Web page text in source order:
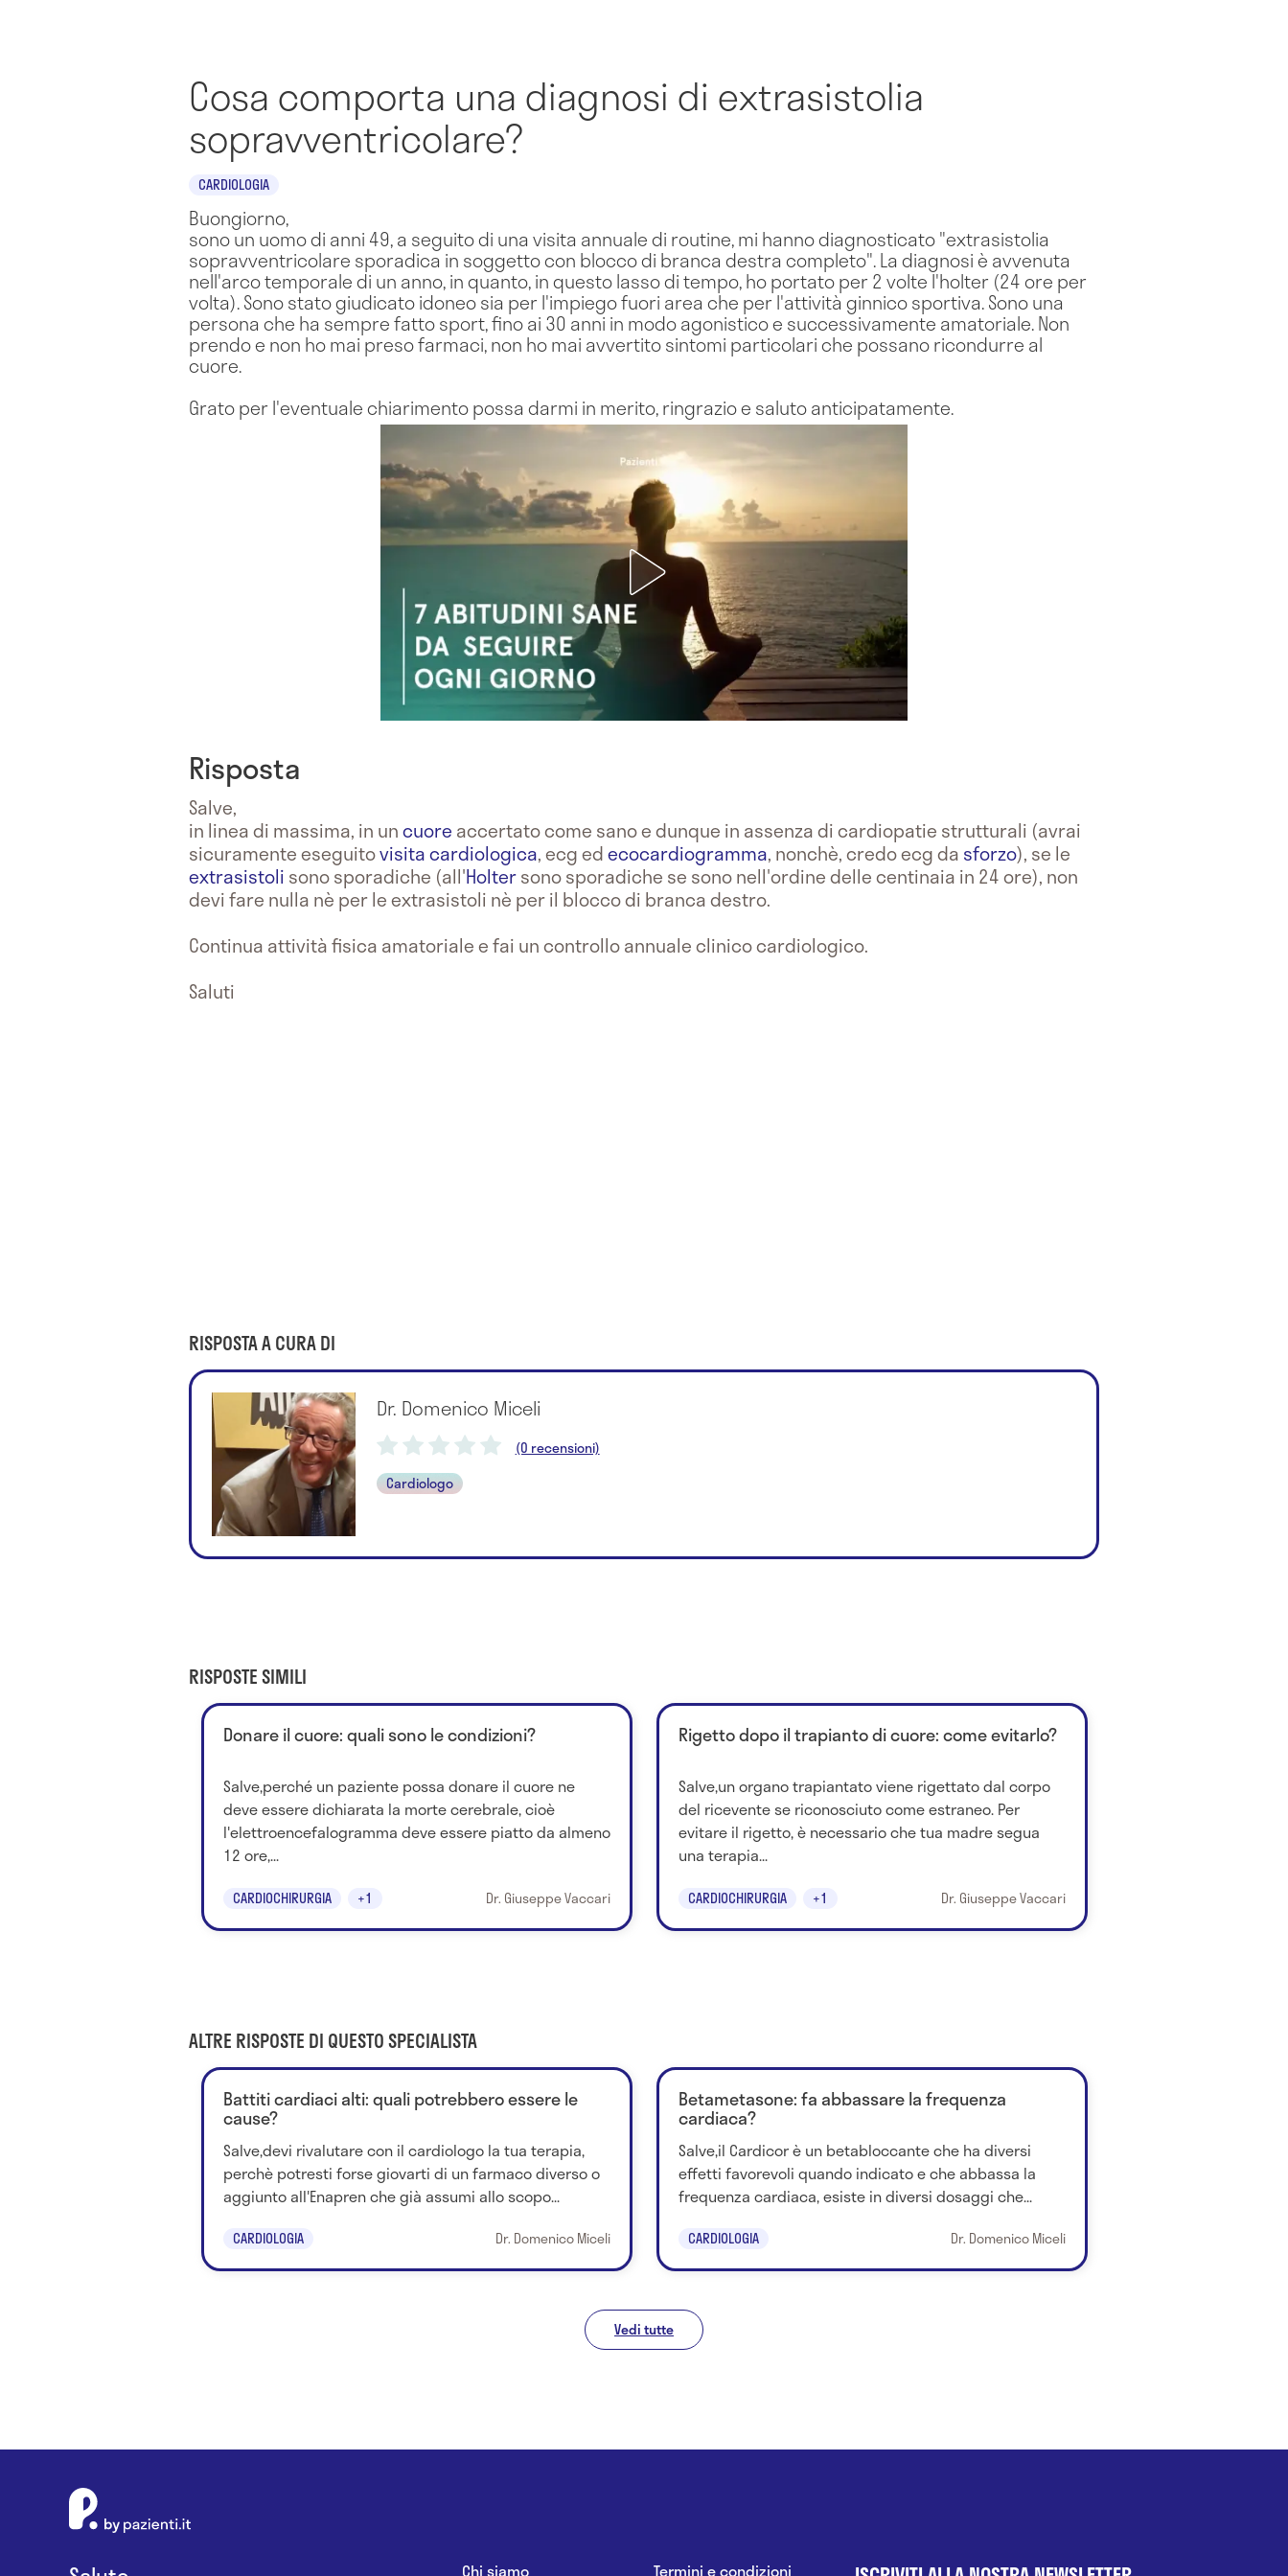
Cosa comporta una diagnosi di extrasistolia
sopravventricolare?
CARDIOLOGIA
Buongiorno,
sono un uomo di anni 49, a seguito di una visita annuale di routine, mi hanno diagnosticato "extrasistolia
sopravventricolare sporadica in soggetto con blocco di branca destra completo". La diagnosi è avvenuta
nell'arco temporale di un anno, in quanto, in questo lasso di tempo, ho portato per 2 volte l'holter (24 ore per
volta). Sono stato giudicato idoneo sia per l'impiego fuori area che per l'attività ginnico sportiva. Sono una
persona che ha sempre fatto sport, fino ai 30 anni in modo agonistico e successivamente amatoriale. Non
prendo e non ho mai preso farmaci, non ho mai avvertito sintomi particolari che possano ricondurre al
cuore.
Grato per l'eventuale chiarimento possa darmi in merito, ringrazio e saluto anticipatamente.
Risposta
Salve,
in linea di massima, in uncuore accertato come sano e dunque in assenza di cardiopatie strutturali (avrai
sicuramente eseguitovisita cardiologica, ecg edecocardiogramma, nonchè, credo ecg da sforzo), se le
extrasistoli sono sporadiche (all'Holtersono sporadiche se sono nell'ordine delle centinaia in 24 ore), non
devi fare nulla nè per le extrasistoli nè per il blocco di branca destro.
Continua attività fisica amatoriale e fai un controllo annuale clinico cardiologico.
Saluti
RISPOSTA A CURA DI
Dr. Domenico Miceli
(0 recensioni)
Cardiologo
RISPOSTE SIMILI
Donare il cuore: quali sono le condizioni?
Salve,perché un paziente possa donare il cuore ne
deve essere dichiarata la morte cerebrale, cioè
l'elettroencefalogramma deve essere piatto da almeno
12 ore,...
CARDIOCHIRURGIA +1 Dr. Giuseppe Vaccari
Rigetto dopo il trapianto di cuore: come evitarlo?
Salve,un organo trapiantato viene rigettato dal corpo
del ricevente se riconosciuto come estraneo. Per
evitare il rigetto, è necessario che tua madre segua
una terapia...
CARDIOCHIRURGIA +1 Dr. Giuseppe Vaccari
ALTRE RISPOSTE DI QUESTO SPECIALISTA
Battiti cardiaci alti: quali potrebbero essere le
cause?
Salve,devi rivalutare con il cardiologo la tua terapia,
perchè potresti forse giovarti di un farmaco diverso o
aggiunto all'Enapren che già assumi allo scopo...
CARDIOLOGIA Dr. Domenico Miceli
Betametasone: fa abbassare la frequenza
cardiaca?
Salve,il Cardicor è un betabloccante che ha diversi
effetti favorevoli quando indicato e che abbassa la
frequenza cardiaca, esiste in diversi dosaggi che...
CARDIOLOGIA Dr. Domenico Miceli
Vedi tutte
Chi siamo Termini e condizioni